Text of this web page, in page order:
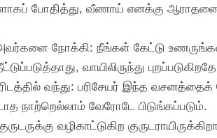
போதித்து, வீணாய் எனக்கு ஆராதனை
நோக்கி: நீங்கள் கேட்டு
வாயிலிருந்து
வந்து: பரிசேயர் இந்த
நாற்றெல்லாம் வேரோடே பிடுங்கப்படும்.
வழிகாட்டுகிற